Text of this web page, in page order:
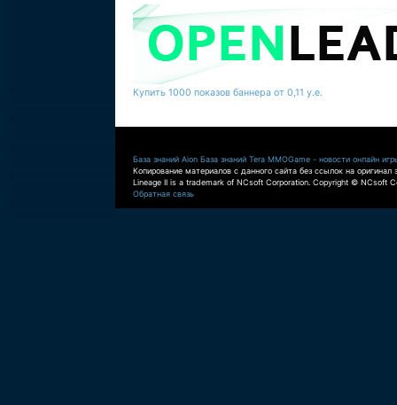
Купить 1000 показов баннера от 0,11 у.е.
База знаний Aion База знаний Tera MMOGame - новости онлайн
Копирование материалов с данного сайта без ссылок на оригинал
Lineage II is a trademark of NCsoft Corporation. Copyright © NCsoft
Обратная связь